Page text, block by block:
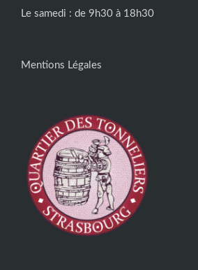
Le samedi : de 9h30 à 18h30
Mentions Légales